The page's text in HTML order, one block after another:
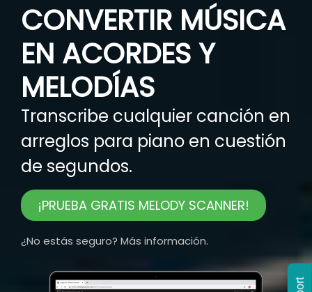
CONVERTIR MÚSICA
EN ACORDES Y
MELODÍAS
Transcribe cualquier canción en
arreglos para piano en cuestión
de segundos.
¡PRUEBA GRATIS MELODY SCANNER!
¿No estás seguro? Más información.